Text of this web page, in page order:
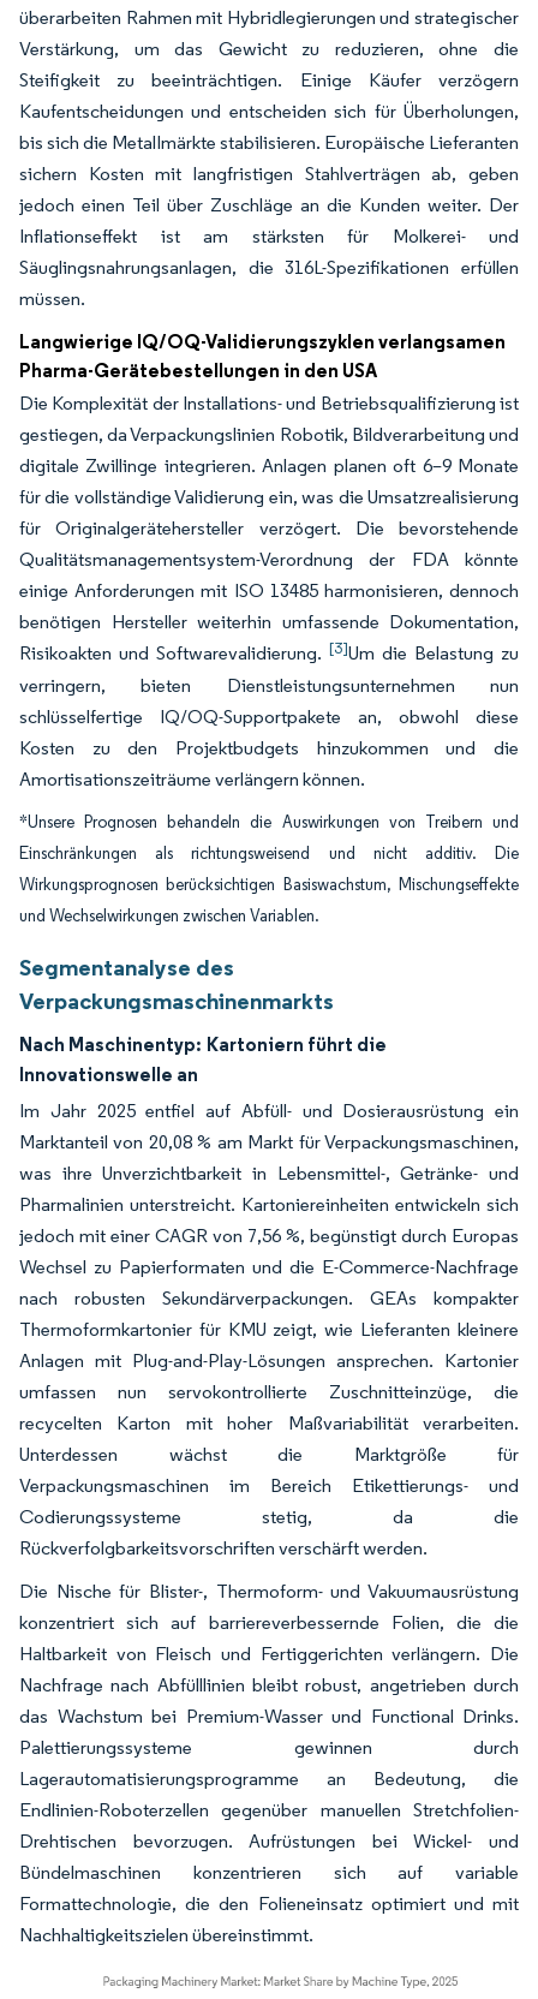
überarbeiten Rahmen mit Hybridlegierungen und strategischer
Verstärkung, um das Gewicht zu reduzieren, ohne die
Steifigkeit zu beeinträchtigen. Einige Käufer verzögern
Kaufentscheidungen und entscheiden sich für Überholungen,
bis sich die Metallmärkte stabilisieren. Europäische Lieferanten
sichern Kosten mit langfristigen Stahlverträgen ab, geben
jedoch einen Teil über Zuschläge an die Kunden weiter. Der
Inflationseffekt ist am stärksten für Molkerei- und
Säuglingsnahrungsanlagen, die 316L-Spezifikationen erfüllen
müssen.
Langwierige IQ/OQ-Validierungszyklen verlangsamen
Pharma-Gerätebestellungen in den USA
Die Komplexität der Installations- und Betriebsqualifizierung ist
gestiegen, da Verpackungslinien Robotik, Bildverarbeitung und
digitale Zwillinge integrieren. Anlagen planen oft 6–9 Monate
für die vollständige Validierung ein, was die Umsatzrealisierung
für Originalgerätehersteller verzögert. Die bevorstehende
Qualitätsmanagementsystem-Verordnung der FDA könnte
einige Anforderungen mit ISO 13485 harmonisieren, dennoch
benötigen Hersteller weiterhin umfassende Dokumentation,
Risikoakten und Softwarevalidierung. [3]Um die Belastung zu
verringern, bieten Dienstleistungsunternehmen nun
schlüsselfertige IQ/OQ-Supportpakete an, obwohl diese
Kosten zu den Projektbudgets hinzukommen und die
Amortisationszeiträume verlängern können.
*Unsere Prognosen behandeln die Auswirkungen von Treibern und
Einschränkungen als richtungsweisend und nicht additiv. Die
Wirkungsprognosen berücksichtigen Basiswachstum, Mischungseffekte
und Wechselwirkungen zwischen Variablen.
Segmentanalyse des
Verpackungsmaschinenmarkts
Nach Maschinentyp: Kartoniern führt die
Innovationswelle an
Im Jahr 2025 entfiel auf Abfüll- und Dosierausrüstung ein
Marktanteil von 20,08 % am Markt für Verpackungsmaschinen,
was ihre Unverzichtbarkeit in Lebensmittel-, Getränke- und
Pharmalinien unterstreicht. Kartoniereinheiten entwickeln sich
jedoch mit einer CAGR von 7,56 %, begünstigt durch Europas
Wechsel zu Papierformaten und die E-Commerce-Nachfrage
nach robusten Sekundärverpackungen. GEAs kompakter
Thermoformkartonier für KMU zeigt, wie Lieferanten kleinere
Anlagen mit Plug-and-Play-Lösungen ansprechen. Kartonier
umfassen nun servokontrollierte Zuschnitteinzüge, die
recycelten Karton mit hoher Maßvariabilität verarbeiten.
Unterdessen wächst die Marktgröße für
Verpackungsmaschinen im Bereich Etikettierungs- und
Codierungssysteme stetig, da die
Rückverfolgbarkeitsvorschriften verschärft werden.
Die Nische für Blister-, Thermoform- und Vakuumausrüstung
konzentriert sich auf barriereverbessernde Folien, die die
Haltbarkeit von Fleisch und Fertiggerichten verlängern. Die
Nachfrage nach Abfülllinien bleibt robust, angetrieben durch
das Wachstum bei Premium-Wasser und Functional Drinks.
Palettierungssysteme gewinnen durch
Lagerautomatisierungsprogramme an Bedeutung, die
Endlinien-Roboterzellen gegenüber manuellen Stretchfolien-
Drehtischen bevorzugen. Aufrüstungen bei Wickel- und
Bündelmaschinen konzentrieren sich auf variable
Formattechnologie, die den Folieneinsatz optimiert und mit
Nachhaltigkeitszielen übereinstimmt.